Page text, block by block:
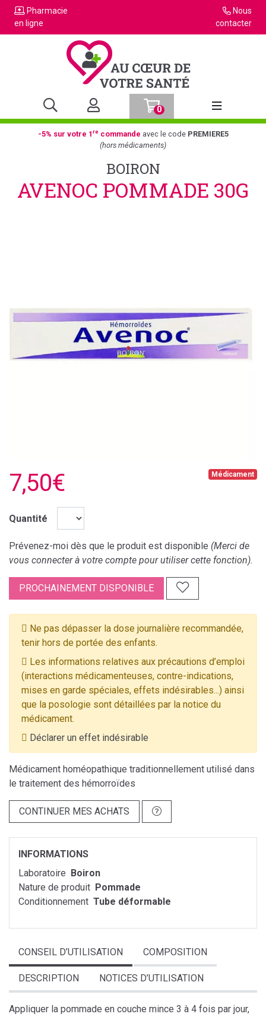
Pharmacie
en ligne
Nous
contacter
0
Afficher la
-5% sur votre 1recommande avec le code PREMIERE5
(hors médicaments)
BOIRON
AVENOC POMMADE 30G
Médicament
7,50€
Quantité
Prévenez-moi dès que le produit est disponible (Merci de
vous connecter à votre compte pour utiliser cette fonction).
PROCHAINEMENT DISPONIBLE
Ne pas dépasser la dose journalière recommandée,
tenir hors de portée des enfants.
Les informations relatives aux précautions d’emploi
(interactions médicamenteuses, contre-indications,
mises en garde spéciales, effets indésirables...) ainsi
que la posologie sont détaillées par la notice du
médicament.
Déclarer un effet indésirable
Médicament homéopathique traditionnellement utilisé dans
le traitement des hémorroïdes
CONTINUER MES ACHATS
INFORMATIONS
Laboratoire Boiron
Nature de produit Pommade
Conditionnement Tube déformable
CONSEIL D’UTILISATION COMPOSITION
DESCRIPTION NOTICES D’UTILISATION
Appliquer la pommade en couche mince 3 à 4 fois par jour,